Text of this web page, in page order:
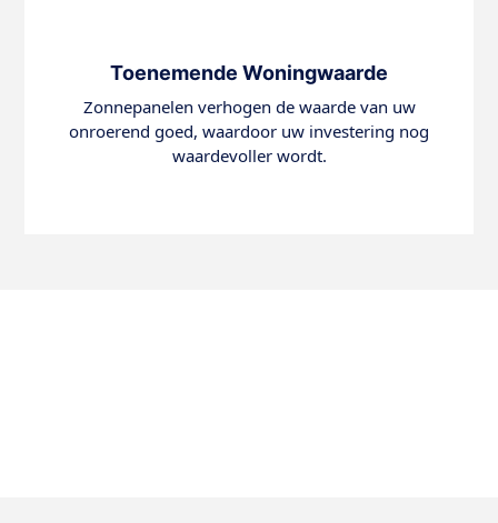
Toenemende Woningwaarde
Zonnepanelen verhogen de waarde van uw
onroerend goed, waardoor uw investering nog
waardevoller wordt.